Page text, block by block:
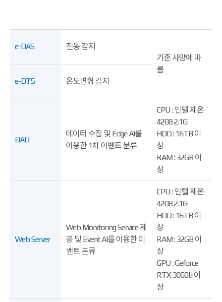
e-DAS
진동 감지
기존 사양에 따
름
e-DTS
온도변형 감지
DAU
데이터 수집 및 Edge AI를
이용한 1차 이벤트 분류
CPU : 인텔 제온
4208 2.1G
HDD : 16TB 이
상
RAM : 32GB 이
상
Web Server
Web Monitoring Service 제
공 및 Event AI를 이용한 이
벤트 분류
CPU : 인텔 제온
4208 2.1G
HDD : 16TB 이
상
RAM : 32GB 이
상
GPU : Geforce
RTX 3060ti 이
상